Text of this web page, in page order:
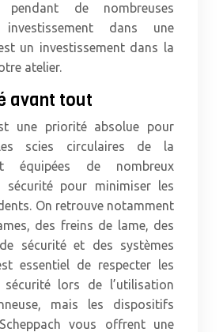
pendant de nombreuses
dans une
un investissement dans la
atelier.
avant tout
une priorité absolue pour
scies circulaires de la
équipées de nombreux
sécurité pour minimiser les
On retrouve notamment
des freins de lame, des
sécurité et des systèmes
essentiel de respecter les
sécurité lors de l’utilisation
mais les dispositifs
vous offrent une